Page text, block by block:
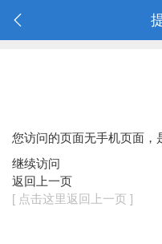
您访问的页面无手机页面，
继续访问
返回上一页
[ 点击这里返回上一页 ]